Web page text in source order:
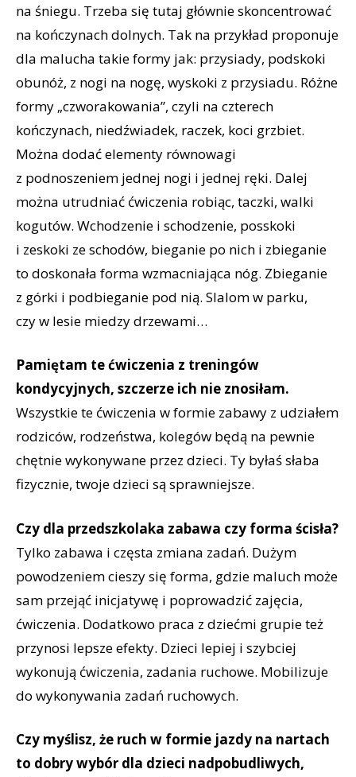
na śniegu. Trzeba się tutaj głównie skoncentrować
na kończynach dolnych. Tak na przykład proponuje
dla malucha takie formy jak: przysiady, podskoki
obunóż, z nogi na nogę, wyskoki z przysiadu. Różne
formy „czworakowania”, czyli na czterech
kończynach, niedźwiadek, raczek, koci grzbiet.
Można dodać elementy równowagi
z podnoszeniem jednej nogi i jednej ręki. Dalej
można utrudniać ćwiczenia robiąc, taczki, walki
kogutów. Wchodzenie i schodzenie, posskoki
i zeskoki ze schodów, bieganie po nich i zbieganie
to doskonała forma wzmacniająca nóg. Zbieganie
z górki i podbieganie pod nią. Slalom w parku,
czy w lesie miedzy drzewami…
Pamiętam te ćwiczenia z treningów
kondycyjnych, szczerze ich nie znosiłam.
Wszystkie te ćwiczenia w formie zabawy z udziałem
rodziców, rodzeństwa, kolegów będą na pewnie
chętnie wykonywane przez dzieci. Ty byłaś słaba
fizycznie, twoje dzieci są sprawniejsze.
Czy dla przedszkolaka zabawa czy forma ścisła?
Tylko zabawa i częsta zmiana zadań. Dużym
powodzeniem cieszy się forma, gdzie maluch może
sam przejąć inicjatywę i poprowadzić zajęcia,
ćwiczenia. Dodatkowo praca z dziećmi grupie też
przynosi lepsze efekty. Dzieci lepiej i szybciej
wykonują ćwiczenia, zadania ruchowe. Mobilizuje
do wykonywania zadań ruchowych.
Czy myślisz, że ruch w formie jazdy na nartach
to dobry wybór dla dzieci nadpobudliwych,